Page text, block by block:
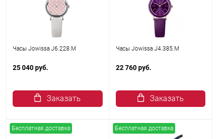
Часы Jowissa J6.228.M
25 040 руб.
Заказать
Часы Jowissa J4.385.M
22 760 руб.
Заказать
Бесплатная доставка Бесплатная доставка